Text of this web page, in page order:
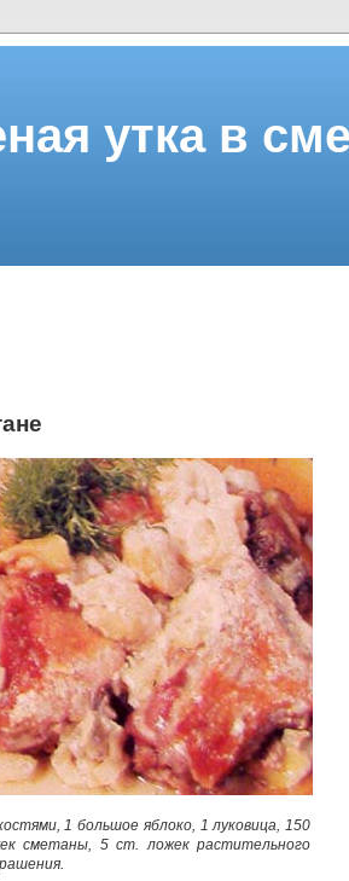
утка в
1 большое яблоко, 1 луковица, 150
сметаны, 5 ст. ложек растительного